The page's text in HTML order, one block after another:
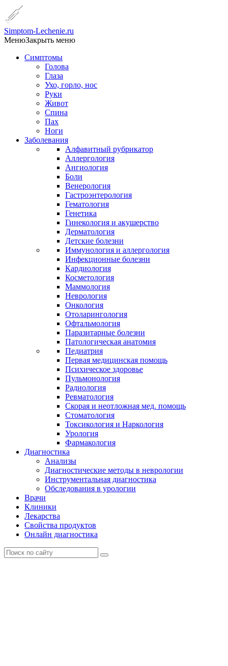
Simptom-Lechenie.ru
МенюЗакрыть меню
Симптомы
Голова
Глаза
Ухо, горло, нос
Руки
Живот
Спина
Пах
Ноги
Заболевания
Алфавитный рубрикатор
Аллергология
Ангиология
Боли
Венерология
Гастроэнтерология
Гематология
Генетика
Гинекология и акушерство
Дерматология
Детские болезни
Иммунология и аллергология
Инфекционные болезни
Кардиология
Косметология
Маммология
Неврология
Онкология
Отоларингология
Офтальмология
Паразитарные болезни
Патологическая анатомия
Педиатрия
Первая медицинская помощь
Психическое здоровье
Пульмонология
Радиология
Ревматология
Скорая и неотложная мед. помощь
Стоматология
Токсикология и Наркология
Урология
Фармакология
Диагностика
Анализы
Диагностические методы в неврологии
Инструментальная диагностика
Обследования в урологии
Врачи
Клиники
Лекарства
Свойства продуктов
Онлайн диагностика